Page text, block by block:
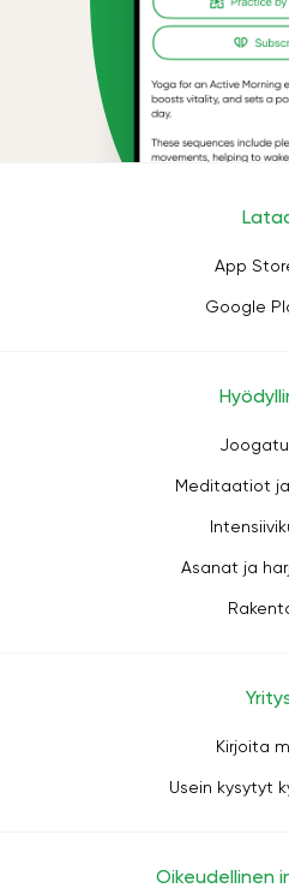
App
Google
Meditaatiot
Asanat ja
Kirjoita
Usein kysytyt
Oikeudellinen